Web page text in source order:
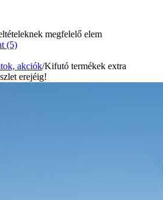
megfelelő elem
(5)
akciók/Kifutó termékek extra
erejéig!